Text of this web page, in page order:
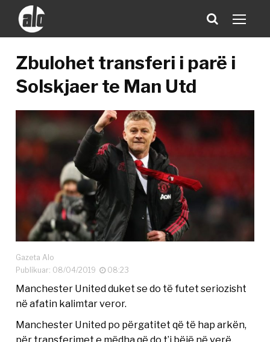
Zbulohet transferi i parë i
Solskjaer te Man Utd
Gazeta Alo
Publikuar: 08/04/2019
08:23
Manchester United duket se do të futet seriozisht
në afatin kalimtar veror.
Manchester United po përgatitet që të hap arkën,
për transferimet e mëdha që do t’i bëjë në verë.